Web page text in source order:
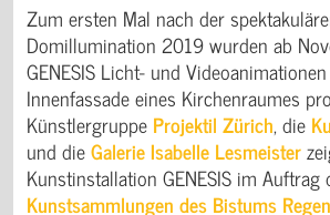
Zum ersten Mal nach der
Domillumination 2019 wurden ab
GENESIS Licht- und
Innenfassade eines Kirchenraumes
Künstlergruppe Projektil Zürich, die
und dieGalerie Isabelle Lesmeister
Kunstinstallation GENESIS im Auftrag
Kunstsammlungen des Bistums